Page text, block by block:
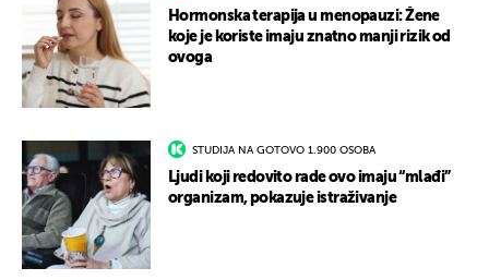
Hormonska terapija u menopauzi: Žene
koje je koriste imaju znatno manji rizik od
ovoga
STUDIJA NA GOTOVO 1.900 OSOBA
Ljudi koji redovito rade ovo imaju “mlađi”
organizam, pokazuje istraživanje